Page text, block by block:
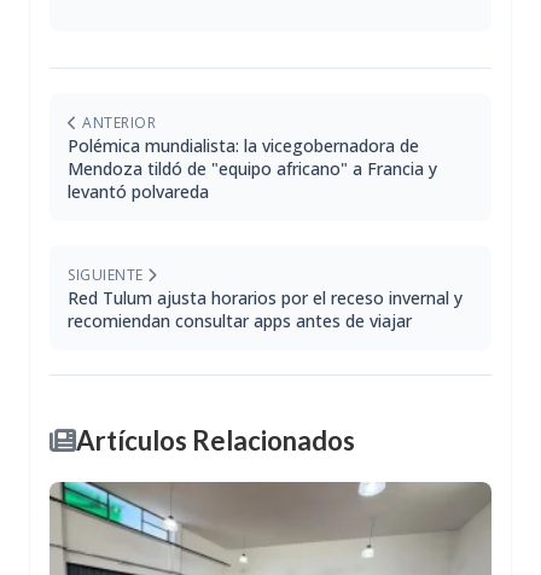
ANTERIOR
Polémica mundialista: la vicegobernadora de
Mendoza tildó de "equipo africano" a Francia y
levantó polvareda
SIGUIENTE
Red Tulum ajusta horarios por el receso invernal y
recomiendan consultar apps antes de viajar
Artículos Relacionados